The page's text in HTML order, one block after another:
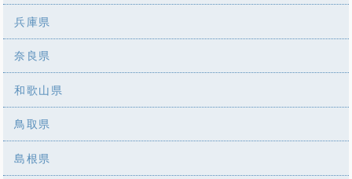
兵庫県
奈良県
和歌山県
鳥取県
島根県